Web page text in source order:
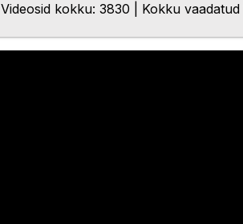
Videosid kokku: 3830 | Kokku